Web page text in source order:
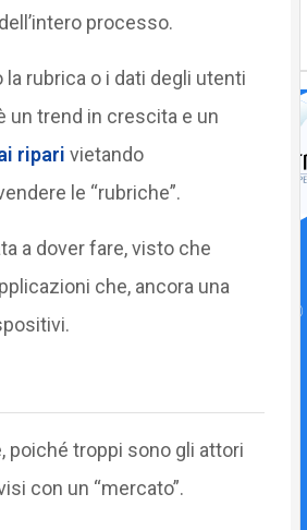
processo.
rubrica o i dati degli utenti
un trend in crescita e un
ripari vietando
le “rubriche”.
a dover fare, visto che
che, ancora una
poiché troppi sono gli attori
con un “mercato”.